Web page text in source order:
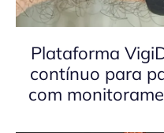
Plataforma
contínuo para
com